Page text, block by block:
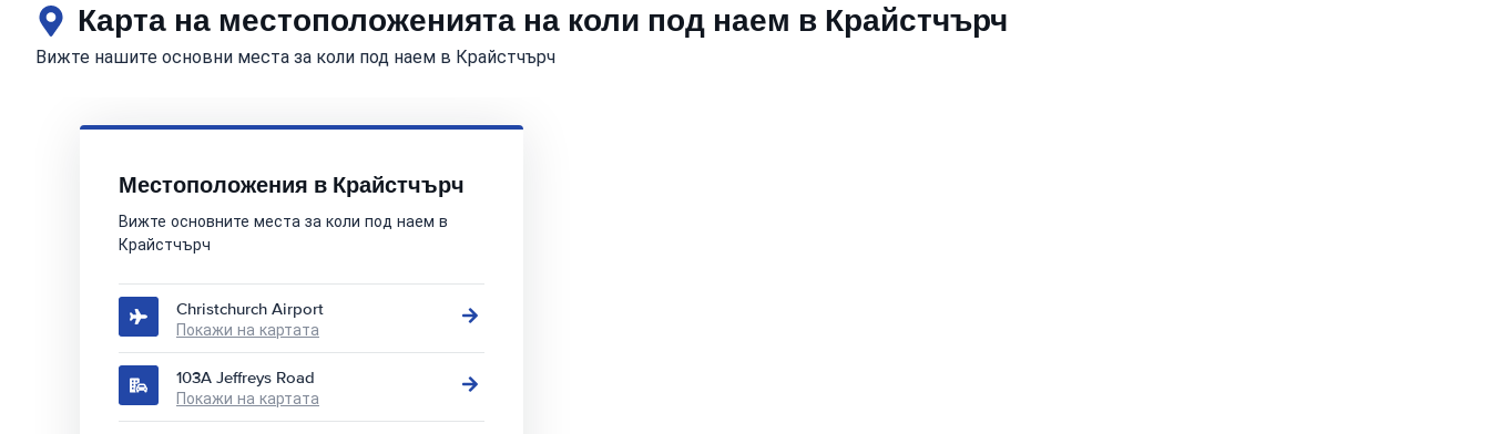
Карта на местоположенията на коли под наем в Крайстчърч
Вижте нашите основни места за коли под наем в Крайстчърч
Местоположения в Крайстчърч
Вижте основните места за коли под наем в
Крайстчърч
Christchurch Airport
Покажи на картата
103A Jeffreys Road
Покажи на картата